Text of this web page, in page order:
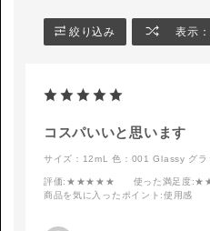
絞り込み 表示
コスパいいと思います
サイズ：12mL 色：001 Glassy グラ
評価:★★★★★ 使った満足度
商品を気に入ったポイント :使用感